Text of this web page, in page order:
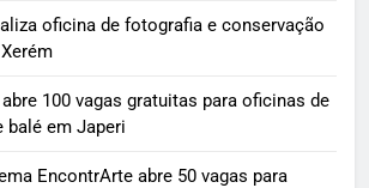
oficina de fotografia e conservação
100 vagas gratuitas para oficinas de
balé em Japeri
EncontrArte abre 50 vagas para